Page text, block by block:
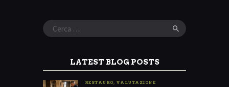
Ricerca
per:
LATEST BLOG POSTS
RESTAURO, VALUTAZIONE